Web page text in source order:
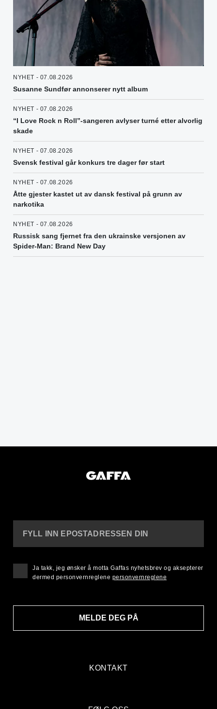
NYHET - 07.08.2026
Susanne Sundfør annonserer nytt album
NYHET - 07.08.2026
“I Love Rock n Roll”-sangeren avlyser turné etter alvorlig
skade
NYHET - 07.08.2026
Svensk festival går konkurs tre dager før start
NYHET - 07.08.2026
Åtte gjester kastet ut av dansk festival på grunn av
narkotika
NYHET - 07.08.2026
Russisk sang fjernet fra den ukrainske versjonen av
Spider-Man: Brand New Day
KONTAKT
FYLL INN EPOSTADRESSEN DIN
MELDE DEG PÅ
Ja takk, jeg ønsker å motta Gaffas nyhetsbrev og aksepterer
dermed personvernreglene personvernreglene